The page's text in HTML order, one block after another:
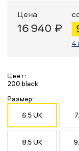
Цена
16 940 ₽
4
Цвет:
200 black
Размер:
6.5 UK
8.5 UK